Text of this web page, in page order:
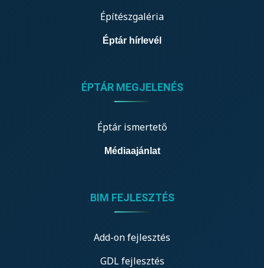
Építészgaléria
Éptár hírlevél
ÉPTÁR MEGJELENÉS
Éptár ismertető
Médiaajánlat
BIM FEJLESZTÉS
Add-on fejlesztés
GDL fejlesztés